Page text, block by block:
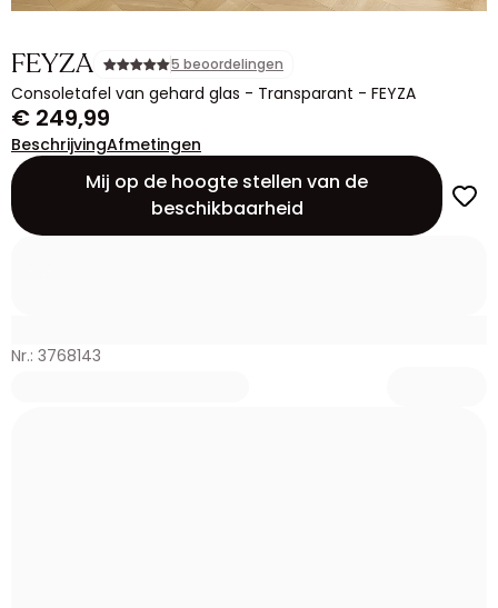
FEYZA 5 beoordelingen
Consoletafel van gehard glas - Transparant - FEYZA
€ 249,99
BeschrijvingAfmetingen
Mij op de hoogte stellen van de
beschikbaarheid
Nr.: 3768143